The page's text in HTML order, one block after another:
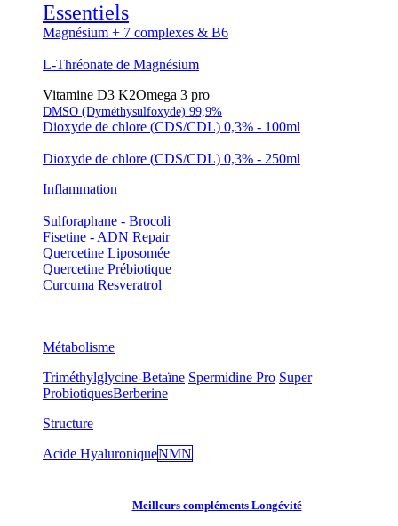
Essentiels
Magnésium + 7 complexes & B6
L-Thréonate de Magnésium
Vitamine D3 K2Omega 3 pro
DMSO (Dyméthysulfoxyde) 99,9%
Dioxyde de chlore (CDS/CDL) 0,3% - 100ml
Dioxyde de chlore (CDS/CDL) 0,3% - 250ml
Inflammation
Sulforaphane - Brocoli
Fisetine - ADN Repair
Quercetine Liposomée
Quercetine Prébiotique
Curcuma Resveratrol
Métabolisme
Triméthylglycine-Betaïne Spermidine Pro Super
ProbiotiquesBerberine
Structure
Acide HyaluroniqueNMN
Meilleurs compléments Longévité